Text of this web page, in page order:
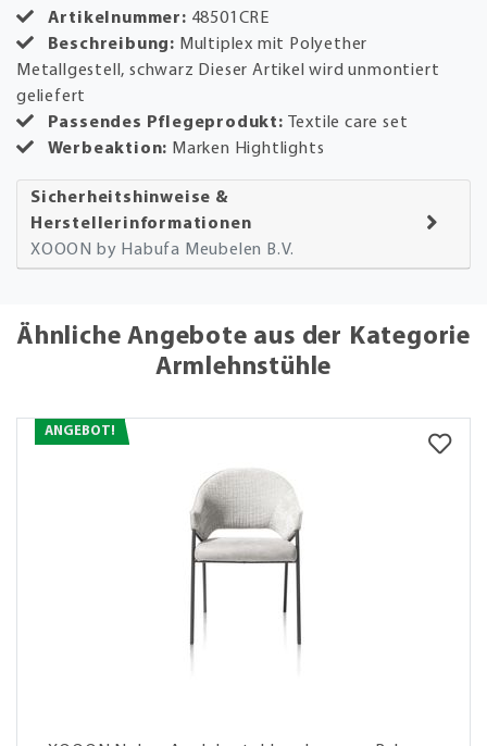
Artikelnummer: 48501CRE
Beschreibung: Multiplex mit Polyether
Metallgestell, schwarz Dieser Artikel wird unmontiert
geliefert
Passendes Pflegeprodukt: Textile care set
Werbeaktion: Marken Hightlights
Sicherheitshinweise &
Herstellerinformationen
XOOON by Habufa Meubelen B.V.
Ähnliche Angebote aus der Kategorie
Armlehnstühle
ANGEBOT!